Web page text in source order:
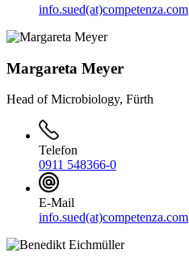
info.sued(at)competenza.com
Margareta Meyer
Head of Microbiology, Fürth
Telefon
0911 548366-0
E-Mail
info.sued(at)competenza.com